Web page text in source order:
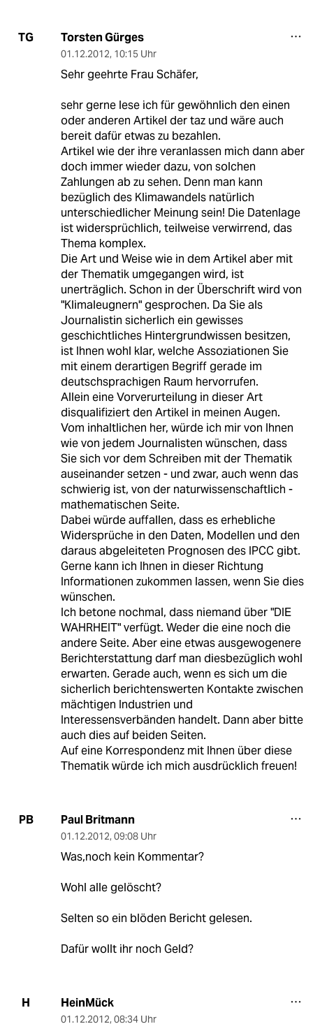
TG Torsten Gürges
01.12.2012, 10:15 Uhr
Sehr geehrte Frau Schäfer,
sehr gerne lese ich für gewöhnlich den einen
oder anderen Artikel der taz und wäre auch
bereit dafür etwas zu bezahlen.
Artikel wie der ihre veranlassen mich dann aber
doch immer wieder dazu, von solchen
Zahlungen ab zu sehen. Denn man kann
bezüglich des Klimawandels natürlich
unterschiedlicher Meinung sein! Die Datenlage
ist widersprüchlich, teilweise verwirrend, das
Thema komplex.
Die Art und Weise wie in dem Artikel aber mit
der Thematik umgegangen wird, ist
unerträglich. Schon in der Überschrift wird von
"Klimaleugnern" gesprochen. Da Sie als
Journalistin sicherlich ein gewisses
geschichtliches Hintergrundwissen besitzen,
ist Ihnen wohl klar, welche Assoziationen Sie
mit einem derartigen Begriff gerade im
deutschsprachigen Raum hervorrufen.
Allein eine Vorverurteilung in dieser Art
disqualifiziert den Artikel in meinen Augen.
Vom inhaltlichen her, würde ich mir von Ihnen
wie von jedem Journalisten wünschen, dass
Sie sich vor dem Schreiben mit der Thematik
auseinander setzen - und zwar, auch wenn das
schwierig ist, von der naturwissenschaftlich -
mathematischen Seite.
Dabei würde auffallen, dass es erhebliche
Widersprüche in den Daten, Modellen und den
daraus abgeleiteten Prognosen des IPCC gibt.
Gerne kann ich Ihnen in dieser Richtung
Informationen zukommen lassen, wenn Sie dies
wünschen.
Ich betone nochmal, dass niemand über "DIE
WAHRHEIT" verfügt. Weder die eine noch die
andere Seite. Aber eine etwas ausgewogenere
Berichterstattung darf man diesbezüglich wohl
erwarten. Gerade auch, wenn es sich um die
sicherlich berichtenswerten Kontakte zwischen
mächtigen Industrien und
Interessensverbänden handelt. Dann aber bitte
auch dies auf beiden Seiten.
Auf eine Korrespondenz mit Ihnen über diese
Thematik würde ich mich ausdrücklich freuen!
PB Paul Britmann
01.12.2012, 09:08 Uhr
Was,noch kein Kommentar?
Wohl alle gelöscht?
Selten so ein blöden Bericht gelesen.
Dafür wollt ihr noch Geld?
H HeinMück
01.12.2012, 08:34 Uhr